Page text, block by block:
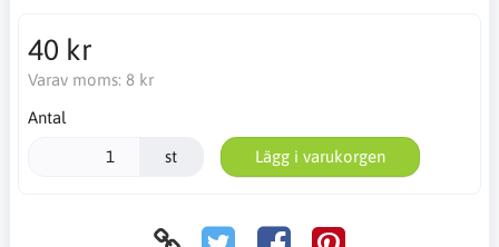
40 kr
Varav moms: 8 kr
Antal
st Lägg i varukorgen